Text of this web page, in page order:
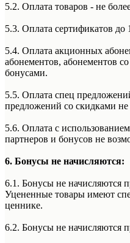
5.2. Оплата товаров - не
5.3. Оплата сертификатов до
5.4. Оплата акционных
абонементов, абонементов
бонусами.
5.5. Оплата спец
предложений со скидками не
5.6. Оплата с
партнеров и бонусов не
6. Бонусы не начисляются:
6.1. Бонусы не начисляются
Уцененные товары имеют
ценнике.
6.2. Бонусы не начисляются